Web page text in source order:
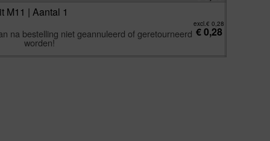
M11 | Aantal 1
excl.€ 0,28
€0,28
na bestelling niet geannuleerd of geretourneerd
worden!